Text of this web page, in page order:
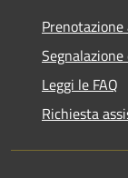
Leggi le FAQ
Richiesta